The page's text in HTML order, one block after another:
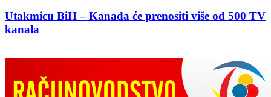
Utakmicu BiH – Kanada će prenositi više od 500 TV
kanala